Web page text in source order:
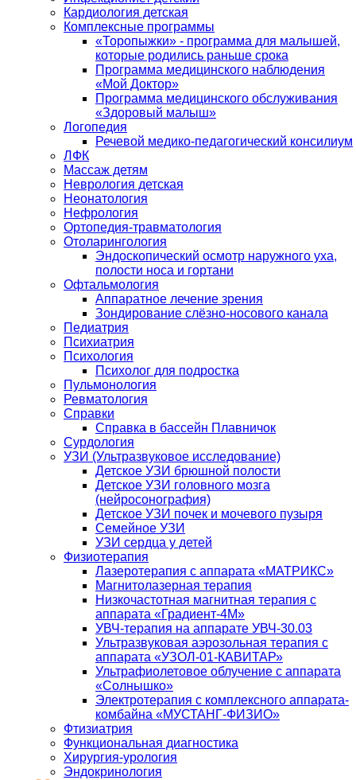
Кардиология детская
Комплексные программы
«Торопыжки» - программа для малышей,
которые родились раньше срока
Программа медицинского наблюдения
«Мой Доктор»
Программа медицинского обслуживания
«Здоровый малыш»
Логопедия
Речевой медико-педагогический консилиум
ЛФК
Массаж детям
Неврология детская
Неонатология
Нефрология
Ортопедия-травматология
Отоларингология
Эндоскопический осмотр наружного уха,
полости носа и гортани
Офтальмология
Аппаратное лечение зрения
Зондирование слёзно-носового канала
Педиатрия
Психиатрия
Психология
Психолог для подростка
Пульмонология
Ревматология
Справки
Справка в бассейн Плавничок
Сурдология
УЗИ (Ультразвуковое исследование)
Детское УЗИ брюшной полости
Детское УЗИ головного мозга
(нейросонография)
Детское УЗИ почек и мочевого пузыря
Семейное УЗИ
УЗИ сердца у детей
Физиотерапия
Лазеротерапия с аппарата «МАТРИКС»
Магнитолазерная терапия
Низкочастотная магнитная терапия с
аппарата «Градиент-4М»
УВЧ-терапия на аппарате УВЧ-30.03
Ультразвуковая аэрозольная терапия с
аппарата «УЗОЛ-01-КАВИТАР»
Ультрафиолетовое облучение с аппарата
«Солнышко»
Электротерапия с комплексного аппарата-
комбайна «МУСТАНГ-ФИЗИО»
Фтизиатрия
Функциональная диагностика
Хирургия-урология
Эндокринология